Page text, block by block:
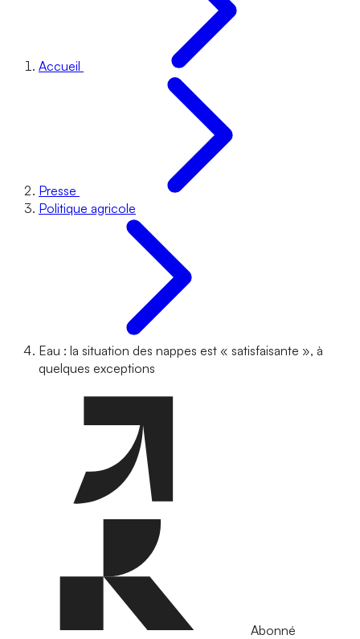
Accueil
Presse
Politique agricole
Eau : la situation des nappes est « satisfaisante », à
quelques exceptions
Abonné